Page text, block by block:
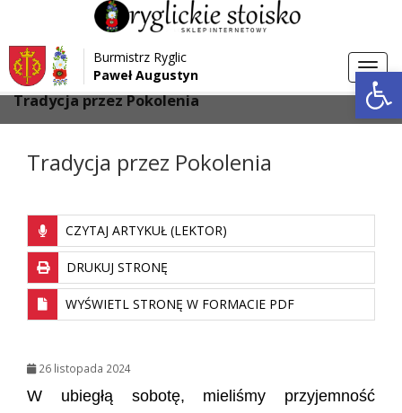
Przejdź do menu
Przejdź do głównej treści strony
Przejdź do stopki strony
Burmistrz Ryglic
Paweł Augustyn
Strona główna > Galeria
Tradycja przez Pokolenia
Tradycja przez Pokolenia
CZYTAJ ARTYKUŁ (LEKTOR)
DRUKUJ STRONĘ
WYŚWIETL STRONĘ W FORMACIE PDF
26 listopada 2024
W ubiegłą sobotę, mieliśmy przyjemność